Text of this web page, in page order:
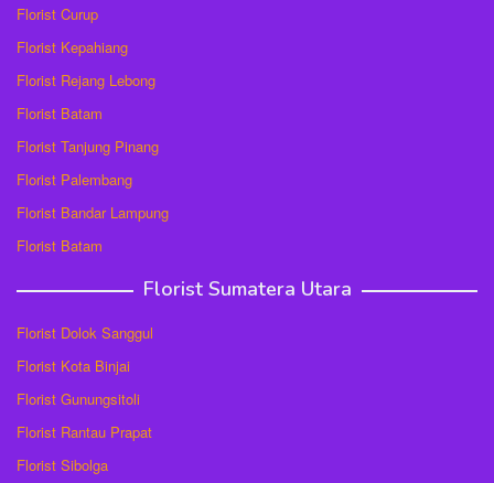
Florist Curup
Florist Kepahiang
Florist Rejang Lebong
Florist Batam
Florist Tanjung Pinang
Florist Palembang
Florist Bandar Lampung
Florist Batam
Florist Sumatera Utara
Florist Dolok Sanggul
Florist Kota Binjai
Florist Gunungsitoli
Florist Rantau Prapat
Florist Sibolga